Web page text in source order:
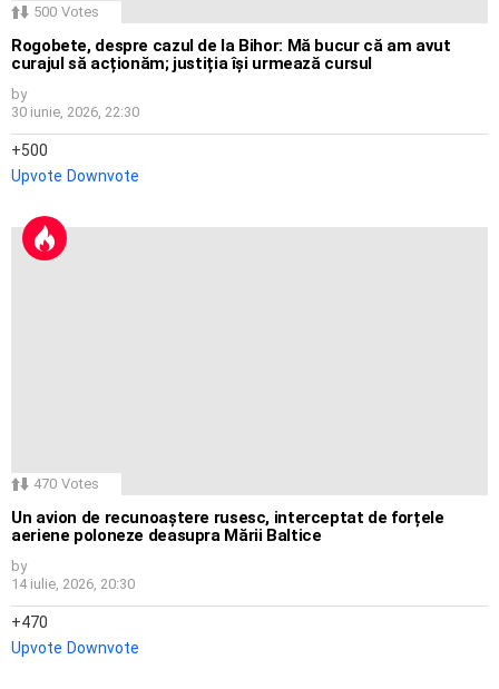
500 Votes
Rogobete, despre cazul de la Bihor: Mă bucur că am avut
curajul să acționăm; justiția își urmează cursul
by
30 iunie, 2026, 22:30
500
Upvote Downvote
470 Votes
Un avion de recunoaștere rusesc, interceptat de forțele
aeriene poloneze deasupra Mării Baltice
by
14 iulie, 2026, 20:30
470
Upvote Downvote